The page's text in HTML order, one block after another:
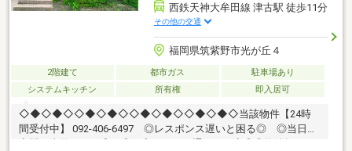
西鉄天神大牟田線 津古駅 徒歩11分
その他の交通
福岡県筑紫野市光が丘４
2階建て 都市ガス
駐車場あり
システムキッチン
所有権 即入居可
◇◆◇◆◇◇◆◇◆◇◇◆◇◆◇◇◆◇◆◇当該物件【24時
間受付中】 092-406-6497 ◎レスポンス遅いと困る◎ ◎当日・
夜間に内覧したい◎ ◎住宅ローン・通るか不安◎◎物件探し・